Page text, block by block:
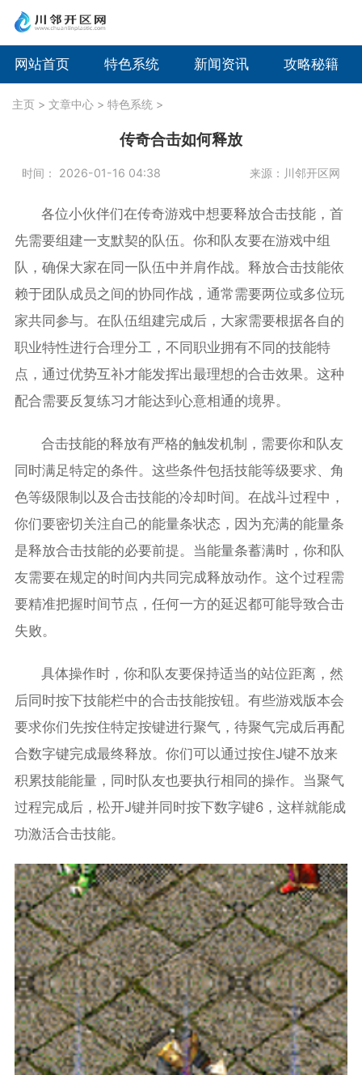
网站首页 特色系统 新闻资讯 攻略秘籍
主页 > 文章中心 > 特色系统 >
传奇合击如何释放
时间： 2026-01-16 04:38 来源：川邻开区网
各位小伙伴们在传奇游戏中想要释放合击技能，首
先需要组建一支默契的队伍。你和队友要在游戏中组
队，确保大家在同一队伍中并肩作战。释放合击技能依
赖于团队成员之间的协同作战，通常需要两位或多位玩
家共同参与。在队伍组建完成后，大家需要根据各自的
职业特性进行合理分工，不同职业拥有不同的技能特
点，通过优势互补才能发挥出最理想的合击效果。这种
配合需要反复练习才能达到心意相通的境界。
合击技能的释放有严格的触发机制，需要你和队友
同时满足特定的条件。这些条件包括技能等级要求、角
色等级限制以及合击技能的冷却时间。在战斗过程中，
你们要密切关注自己的能量条状态，因为充满的能量条
是释放合击技能的必要前提。当能量条蓄满时，你和队
友需要在规定的时间内共同完成释放动作。这个过程需
要精准把握时间节点，任何一方的延迟都可能导致合击
失败。
具体操作时，你和队友要保持适当的站位距离，然
后同时按下技能栏中的合击技能按钮。有些游戏版本会
要求你们先按住特定按键进行聚气，待聚气完成后再配
合数字键完成最终释放。你们可以通过按住J键不放来
积累技能能量，同时队友也要执行相同的操作。当聚气
过程完成后，松开J键并同时按下数字键6，这样就能成
功激活合击技能。